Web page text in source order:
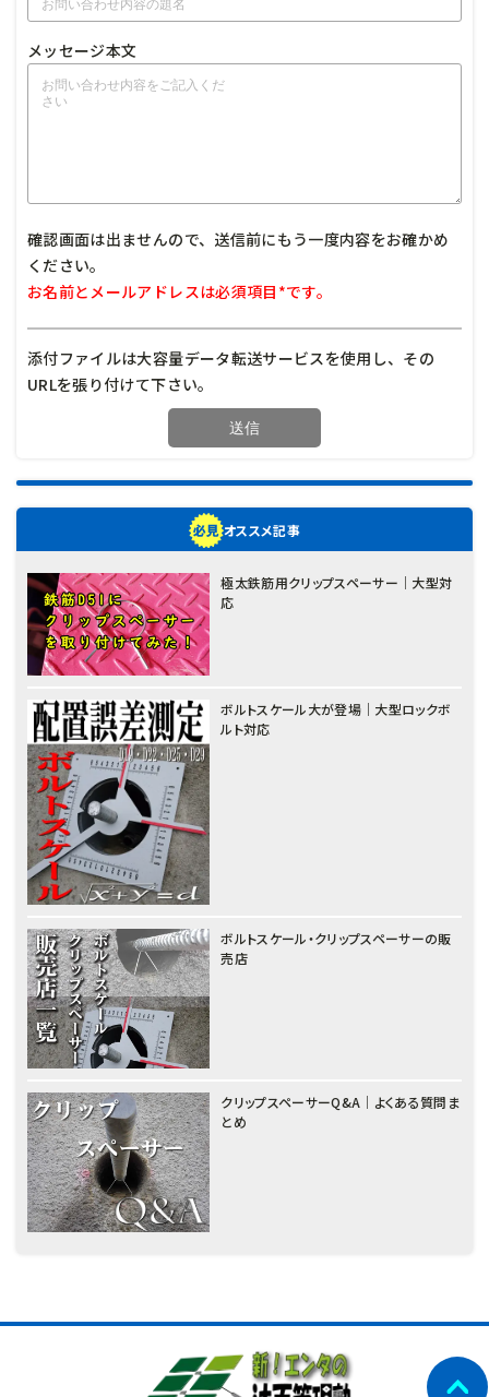
メッセージ本文
確認画面は出ませんので、送信前にもう一度内容をお確かめ
ください。
お名前とメールアドレスは必須項目*です。
添付ファイルは大容量データ転送サービスを使用し、その
URLを張り付けて下さい。
オススメ記事
極太鉄筋用クリップスペーサー｜大型対
応
ボルトスケール大が登場｜大型ロックボ
ルト対応
ボルトスケール・クリップスペーサーの販
売店
クリップスペーサーQ&A｜よくある質問ま
とめ